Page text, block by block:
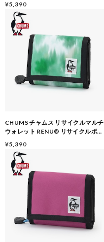
ーケース付き CH60-3988 SENTO
¥5,390
CHUMS チャムス リサイクルマルチ
ウォレット RENU® リサイクルポリ
ーケース付き CH60-3988 WASH
¥5,390